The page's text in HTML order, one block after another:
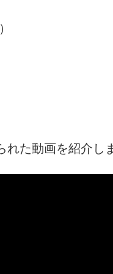
れた動画を紹介し